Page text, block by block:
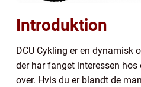
Introduktion
DCU Cykling er en dynamisk
der har fanget interessen hos
over. Hvis du er blandt de